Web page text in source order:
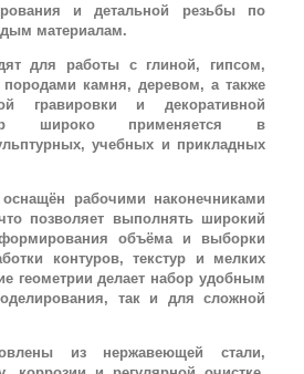
и детальной резьбы по
материалам.
для работы с глиной, гипсом,
камня, деревом, а также
гравировки и декоративной
широко применяется в
учебных и прикладных
рабочими наконечниками
позволяет выполнять широкий
объёма и выборки
контуров, текстур и мелких
геометрии делает набор удобным
так и для сложной
из нержавеющей стали,